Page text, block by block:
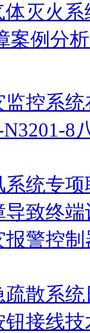
体灭火
案例分
控系
N3201-8
统专
致终
警控
散系
接线